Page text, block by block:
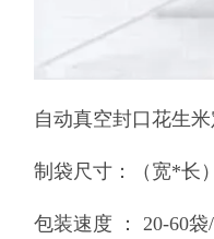
自动真空封口花生
制袋尺寸：（宽*长
包装速度 ： 20-60